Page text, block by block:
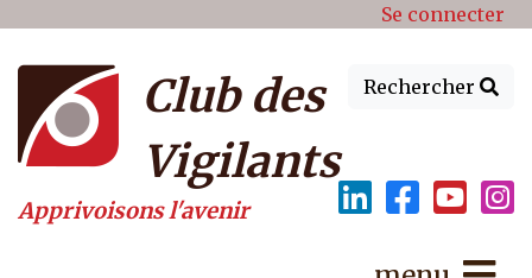
Menu du compte de Se connecter
Rechercher
Club des
Vigilants
Apprivoisons l'avenir